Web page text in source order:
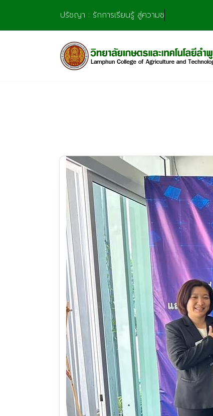
content
ปรัชญา : รักการเรียนรู้ สู่ความชำนาญ มุ่งการสร